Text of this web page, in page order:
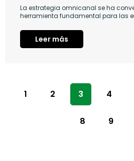
La estrategia omnicanal se ha
herramienta fundamental para las
Leer más
1 2 3 4
8 9